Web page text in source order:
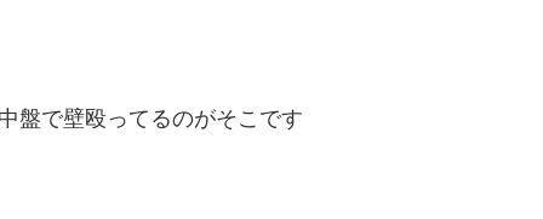
盤で壁殴ってるのがそこです